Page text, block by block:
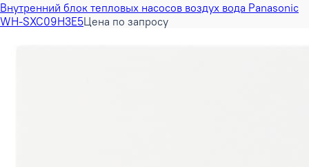
Внутренний блок тепловых насосов воздух вода Panasonic
WH-SXC09H3E5Цена по запросу